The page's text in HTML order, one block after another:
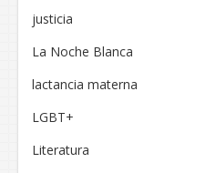
justicia
La Noche Blanca
lactancia materna
LGBT+
Literatura